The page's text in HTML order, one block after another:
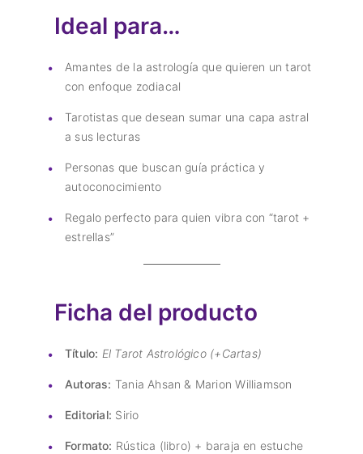
Ideal para…
Amantes de la astrología que quieren un tarot
con enfoque zodiacal
Tarotistas que desean sumar una capa astral
a sus lecturas
Personas que buscan guía práctica y
autoconocimiento
Regalo perfecto para quien vibra con “tarot +
estrellas”
Ficha del producto
Título: El Tarot Astrológico (+Cartas)
Autoras: Tania Ahsan & Marion Williamson
Editorial: Sirio
Formato: Rústica (libro) + baraja en estuche